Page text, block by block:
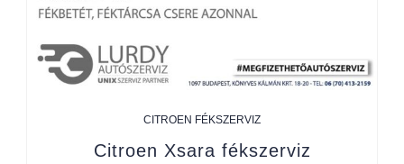
CITROEN FÉKSZERVIZ
Citroen Xsara fékszerviz